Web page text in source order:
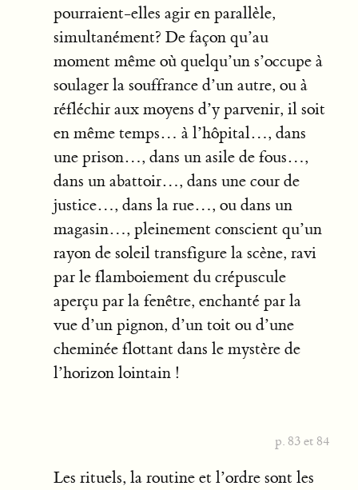
pourraient-elles agir en parallèle,
simultanément? De façon qu’au
moment même où quelqu’un s’occupe à
soulager la souffrance d’un autre, ou à
réfléchir aux moyens d’y parvenir, il soit
en même temps… à l’hôpital…, dans
une prison…, dans un asile de fous…,
dans un abattoir…, dans une cour de
justice…, dans la rue…, ou dans un
magasin…, pleinement conscient qu’un
rayon de soleil transfigure la scène, ravi
par le flamboiement du crépuscule
aperçu par la fenêtre, enchanté par la
vue d’un pignon, d’un toit ou d’une
cheminée flottant dans le mystère de
l’horizon lointain !
p. 83 et 84
Les rituels, la routine et l’ordre sont les